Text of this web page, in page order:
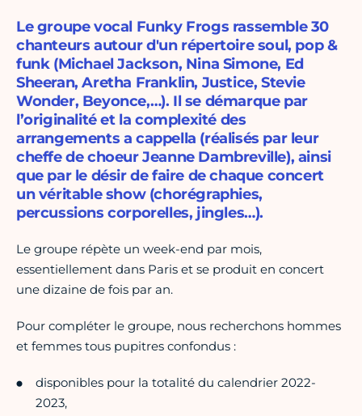
Le groupe vocal Funky Frogs rassemble 30
chanteurs autour d'un répertoire soul, pop &
funk (Michael Jackson, Nina Simone, Ed
Sheeran, Aretha Franklin, Justice, Stevie
Wonder, Beyonce,…). Il se démarque par
l’originalité et la complexité des
arrangements a cappella (réalisés par leur
cheffe de choeur Jeanne Dambreville), ainsi
que par le désir de faire de chaque concert
un véritable show (chorégraphies,
percussions corporelles, jingles…).
Le groupe répète un week-end par mois,
essentiellement dans Paris et se produit en concert
une dizaine de fois par an.
Pour compléter le groupe, nous recherchons hommes
et femmes tous pupitres confondus :
disponibles pour la totalité du calendrier 2022-
2023,